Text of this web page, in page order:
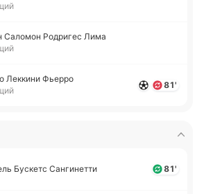
Са­ло­мон Ро­дри­гес Лима
Ле­кки­ни Фьерро
81'
Бу­скетс Са­нги­не­тти 81'